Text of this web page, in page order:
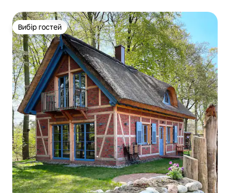
Вибір гостей
Вибір гостей